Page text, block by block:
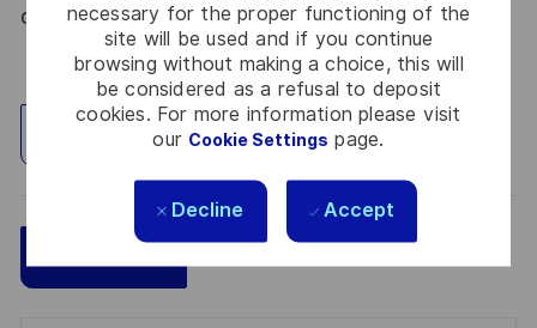
necessary for the proper functioning of the
site will be used and if you continue
browsing without making a choice, this will
be considered as a refusal to deposit
cookies. For more information please visit
our Cookie Settings page.
Decline Accept
du 09 août 2021.
Explore Location